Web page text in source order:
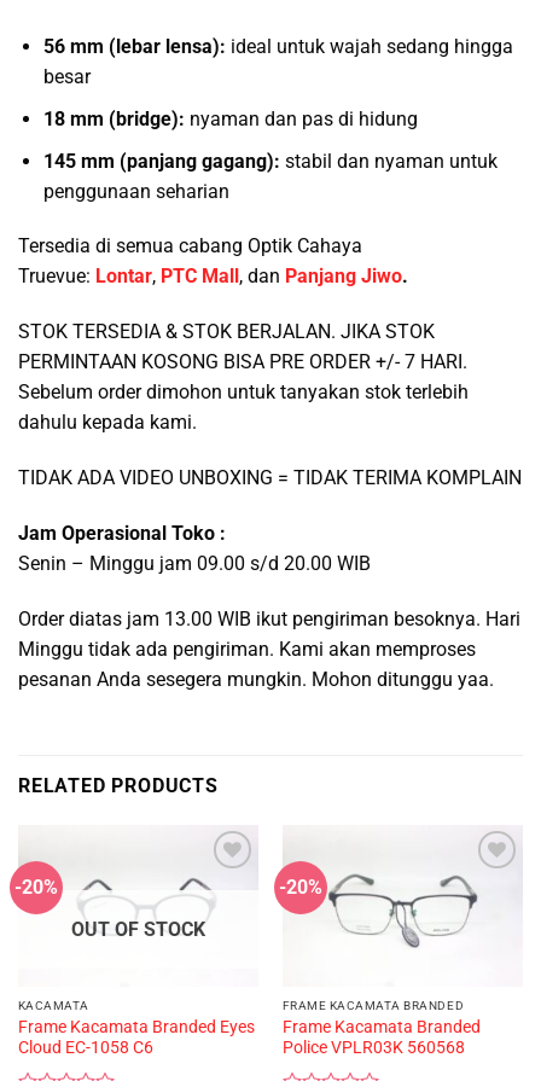
56 mm (lebar lensa): ideal untuk wajah sedang hingga
besar
18 mm (bridge): nyaman dan pas di hidung
145 mm (panjang gagang): stabil dan nyaman untuk
penggunaan seharian
Tersedia di semua cabang Optik Cahaya
Truevue: Lontar, PTC Mall , dan Panjang Jiwo.
STOK TERSEDIA & STOK BERJALAN. JIKA STOK
PERMINTAAN KOSONG BISA PRE ORDER +/- 7 HARI.
Sebelum order dimohon untuk tanyakan stok terlebih
dahulu kepada kami.
TIDAK ADA VIDEO UNBOXING = TIDAK TERIMA KOMPLAIN
Jam Operasional Toko :
Senin – Minggu jam 09.00 s/d 20.00 WIB
Order diatas jam 13.00 WIB ikut pengiriman besoknya. Hari
Minggu tidak ada pengiriman. Kami akan memproses
pesanan Anda sesegera mungkin. Mohon ditunggu yaa.
RELATED PRODUCTS
-20%
OUT OF STOCK
KACAMATA
Frame Kacamata Branded Eyes
Cloud EC-1058 C6
-20%
FRAME KACAMATA BRANDED
Frame Kacamata Branded
Police VPLR03K 560568